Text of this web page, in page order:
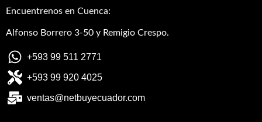
Encuentrenos en Cuenca:
Alfonso Borrero 3-50 y Remigio Crespo.
+593 99 511 2771
+593 99 920 4025
ventas@netbuyecuador.com